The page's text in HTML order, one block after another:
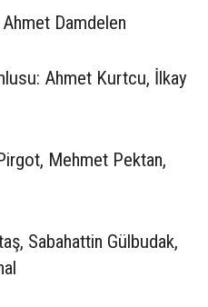
Damdelen
Ahmet Kurtcu, İlkay
Mehmet Pektan,
Sabahattin Gülbudak,